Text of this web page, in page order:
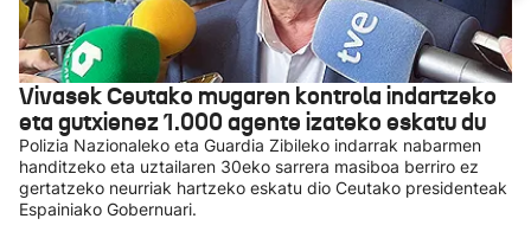
Vivasek Ceutako mugaren kontrola indartzeko
eta gutxienez 1.000 agente izateko eskatu du
Polizia Nazionaleko eta Guardia Zibileko indarrak nabarmen
handitzeko eta uztailaren 30eko sarrera masiboa berriro ez
gertatzeko neurriak hartzeko eskatu dio Ceutako presidenteak
Espainiako Gobernuari.